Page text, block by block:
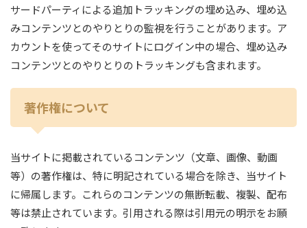
サードパーティによる追加トラッキングの埋め込み、埋め込
みコンテンツとのやりとりの監視を行うことがあります。ア
カウントを使ってそのサイトにログイン中の場合、埋め込み
コンテンツとのやりとりのトラッキングも含まれます。
著作権について
当サイトに掲載されているコンテンツ（文章、画像、動画
等）の著作権は、特に明記されている場合を除き、当サイト
に帰属します。これらのコンテンツの無断転載、複製、配布
等は禁止されています。引用される際は引用元の明示をお願